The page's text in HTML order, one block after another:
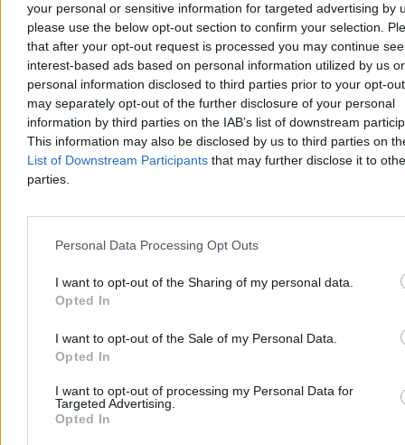
your personal or sensitive information for targeted advertising by
please use the below opt-out section to confirm your selection.
that after your opt-out request is processed you may continue
interest-based ads based on personal information utilized by us or
personal information disclosed to third parties prior to your opt-
may separately opt-out of the further disclosure of your personal
information by third parties on the IAB’s list of downstream
This information may also be disclosed by us to third parties on
List of Downstream Participants that may further disclose it to
parties.
Personal Data Processing Opt Outs
I want to opt-out of the Sharing of my personal data.
Opted In
I want to opt-out of the Sale of my Personal Data.
Opted In
I want to opt-out of processing my Personal Data for
Targeted Advertising.
Opted In
Po fali upałów, w trakcie których temperatury sięgały 40 st. C,
czeka nas ochłodzenie. Jak podają meteorolodzy, nie potrwa ono
długo. – Lato nie odpuszcza, choć okresy cieplejsze będą
przeplatały się z chłodniejszymi – zapowiedział w rozmowie z
Zero.pl Przemysław Makarewicz z Instytutu Meteorologii i
Gospodarki Wodnej.
Paweł Żurek
Dzisiaj 19:12